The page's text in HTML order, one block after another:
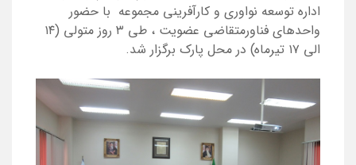
اداره توسعه نواوری و کارآفرینی مجموعه با حضور
واحدهای فناورمتقاضی عضویت ، طی ۳ روز متولی (۱۴
الی ۱۷ تیرماه) در محل پارک برگزار شد.